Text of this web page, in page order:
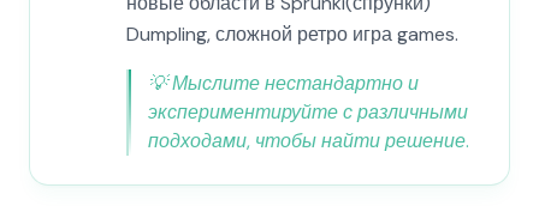
Dumpling, сложной ретро игра games.
💡Мыслите нестандартно и
экспериментируйте с различными
подходами, чтобы найти решение.